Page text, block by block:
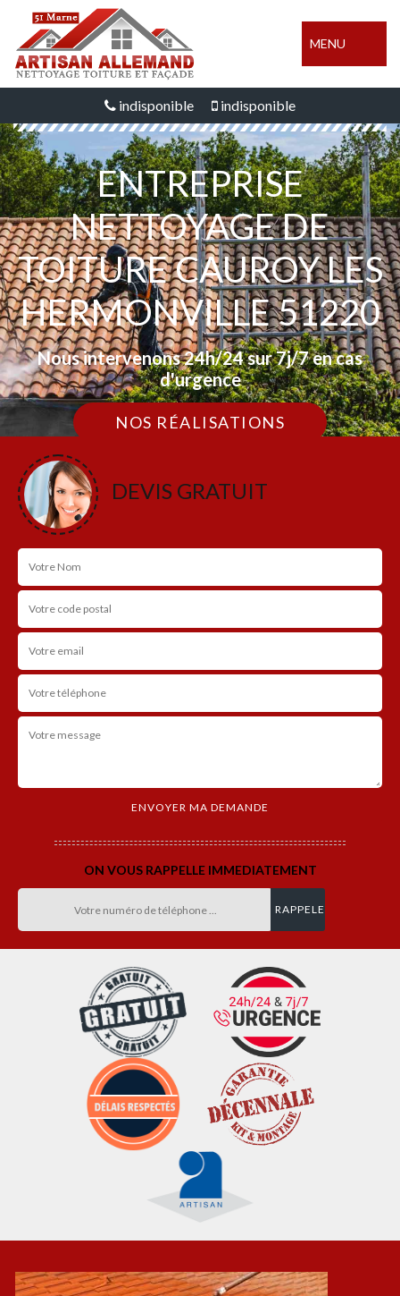
MENU
indisponible indisponible
ENTREPRISE
NETTOYAGE DE
TOITURE CAUROY LES
HERMONVILLE 51220
Nous intervenons 24h/24 sur 7j/7 en cas
d'urgence
NOS RÉALISATIONS
DEVIS GRATUIT
ON VOUS RAPPELLE IMMEDIATEMENT